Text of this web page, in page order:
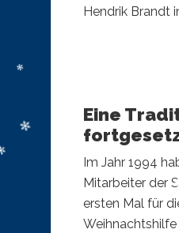
Hendrik Brandt
Eine
Im Jahr 1994
Mitarbeiter der
ersten Mal für